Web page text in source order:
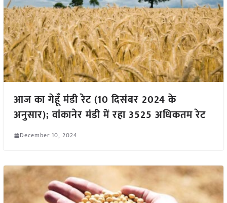
आज का गेहूँ मंडी रेट (10 दिसंबर 2024 के
अनुसार); वांकानेर मंडी में रहा 3525 अधिकतम रेट
December 10, 2024